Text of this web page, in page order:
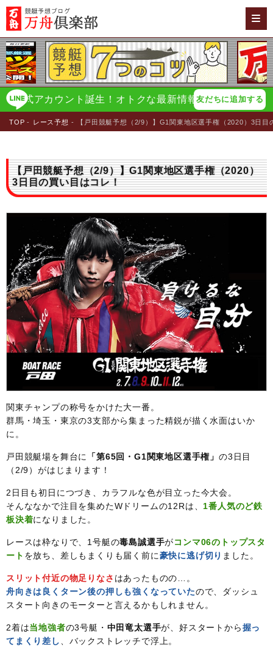
カウント誕生！オトクな最新情報をイチ早く配信！ 万
友だちに追加する
TOP レース予想 【戸田競艇予想（2/9）】G1関東地区選手権（2020）3日目
【戸田競艇予想（2/9）】G1関東地区選手権（2020）
3日目の買い目はコレ！
関東チャンプの称号をかけた大一番。
群馬・埼玉・東京の3支部から集まった精鋭が描く水面はいか
に。
戸田競艇場を舞台に 「第65回・G1関東地区選手権」の3日目
（2/9）がはじまります！
2日目も初日につづき、カラフルな色が目立った今大会。
そんななかで注目を集めたWドリームの12Rは、1番人気のど鉄
板決着になりました。
レースは枠なりで、1号艇の毒島誠選手がコンマ06のトップスタ
ート を放ち、差しもまくりも届く前に豪快に逃げ切り ました。
スリット付近の物足りなさ はあったものの…。
舟向きは良くターン後の押しも強くなっていたので、ダッシュ
スタート向きのモーターと言えるかもしれません。
2着は当地強者の3号艇・ 中田竜太選手が、好スタートから握っ
てまくり差し、バックストレッチで浮上。